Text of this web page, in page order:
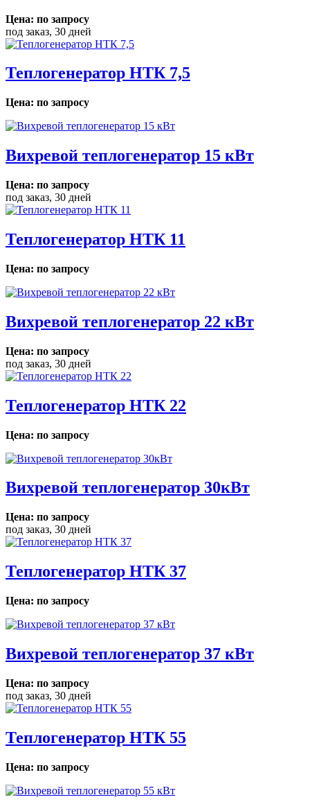
Цена: по запросу
под заказ, 30 дней
Теплогенератор НТК 7,5
Цена: по запросу
Вихревой теплогенератор 15 кВт
Цена: по запросу
под заказ, 30 дней
Теплогенератор НТК 11
Цена: по запросу
Вихревой теплогенератор 22 кВт
Цена: по запросу
под заказ, 30 дней
Теплогенератор НТК 22
Цена: по запросу
Вихревой теплогенератор 30кВт
Цена: по запросу
под заказ, 30 дней
Теплогенератор НТК 37
Цена: по запросу
Вихревой теплогенератор 37 кВт
Цена: по запросу
под заказ, 30 дней
Теплогенератор НТК 55
Цена: по запросу